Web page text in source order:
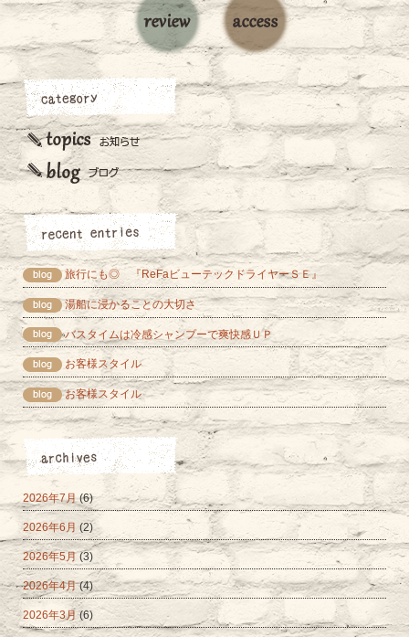
旅行にも◎ 『ReFaビューテックドライヤーＳＥ』
湯船に浸かることの大切さ
バスタイムは冷感シャンプーで爽快感ＵＰ
お客様スタイル
お客様スタイル
2026年7月(6)
2026年6月 (2)
2026年5月(3)
2026年4月(4)
2026年3月 (6)